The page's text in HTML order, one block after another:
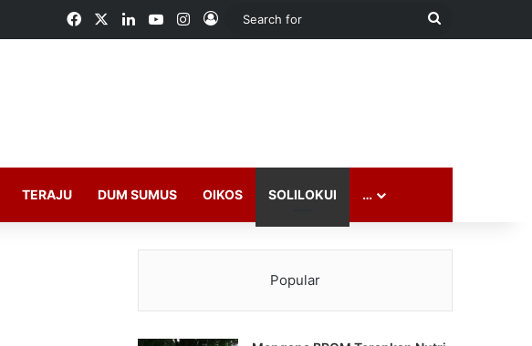
FacebookLinkedInYouTubeInstagram
Log In
Search
TERAJU DUM SUMUS OIKOS SOLILOKUI …
Popular